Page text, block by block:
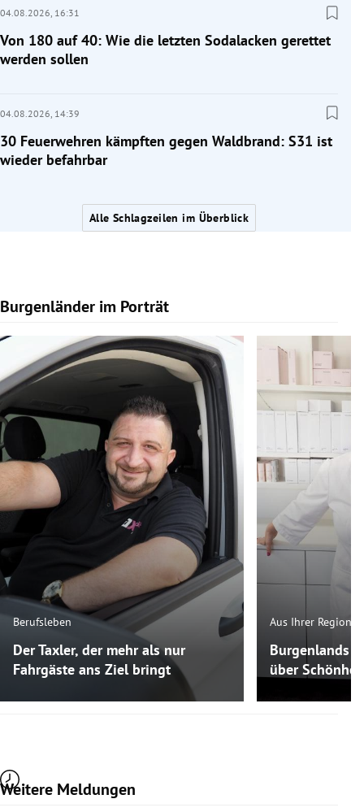
04.08.2026, 16:31
Von 180 auf 40: Wie die letzten Sodalacken gerettet
werden sollen
04.08.2026, 14:39
30 Feuerwehren kämpften gegen Waldbrand: S31 ist
wieder befahrbar
Alle Schlagzeilen im Überblick
Burgenländer im Porträt
Slide 1 von 9
Berufsleben
Der Taxler, der mehr als nur
Fahrgäste ans Ziel bringt
Aus Ihrer Region
Burgenlands
über
Weitere Meldungen